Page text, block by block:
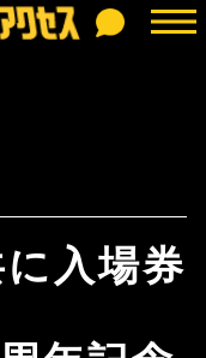
に入場券